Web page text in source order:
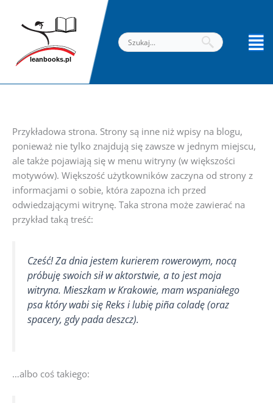
Przykładowa strona. Strony są inne niż wpisy na blogu,
ponieważ nie tylko znajdują się zawsze w jednym miejscu,
ale także pojawiają się w menu witryny (w większości
motywów). Większość użytkowników zaczyna od strony z
informacjami o sobie, która zapozna ich przed
odwiedzającymi witrynę. Taka strona może zawierać na
przykład taką treść:
Cześć! Za dnia jestem kurierem rowerowym, nocą
próbuję swoich sił w aktorstwie, a to jest moja
witryna. Mieszkam w Krakowie, mam wspaniałego
psa który wabi się Reks i lubię piña coladę (oraz
spacery, gdy pada deszcz).
…albo coś takiego: